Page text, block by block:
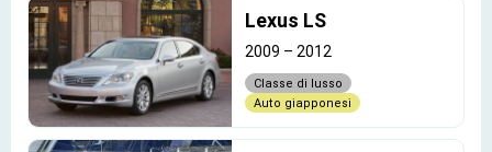
Lexus LS
2009 – 2012
Classe di lusso
Auto giapponesi